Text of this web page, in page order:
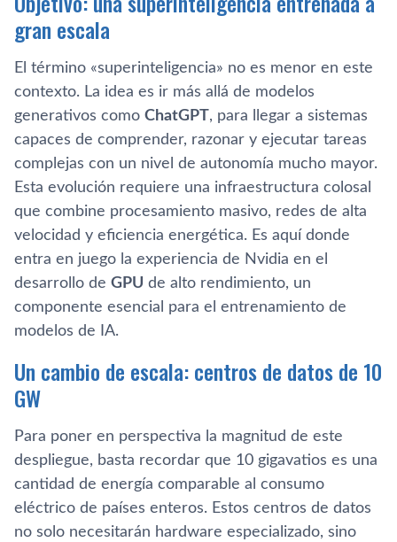
gran escala
El término «superinteligencia» no es menor en este
contexto. La idea es ir más allá de modelos
generativos como ChatGPT , para llegar a sistemas
capaces de comprender, razonar y ejecutar tareas
complejas con un nivel de autonomía mucho mayor.
Esta evolución requiere una infraestructura colosal
que combine procesamiento masivo, redes de alta
velocidad y eficiencia energética. Es aquí donde
entra en juego la experiencia de Nvidia en el
desarrollo de GPU de alto rendimiento, un
componente esencial para el entrenamiento de
modelos de IA.
Un cambio de escala: centros de datos de 10
GW
Para poner en perspectiva la magnitud de este
despliegue, basta recordar que 10 gigavatios es una
cantidad de energía comparable al consumo
eléctrico de países enteros. Estos centros de datos
no solo necesitarán hardware especializado, sino